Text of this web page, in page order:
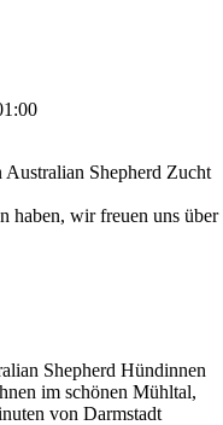
Australian Shepherd Zucht
haben, wir freuen uns über
Shepherd Hündinnen
im schönen Mühltal,
von Darmstadt